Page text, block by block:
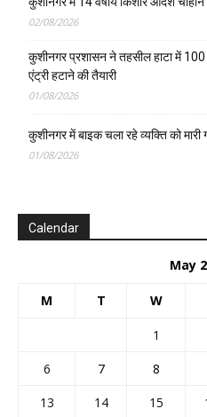
02/08/2026
कुशीनगर प्रशासन ने तहसील हाटा में 100
एंट्री हटाने की तैयारी
01/08/2026
कुशीनगर में बाइक चला रहे व्यक्ति को मारी
01/08/2026
Calendar
May
M T W
1
6
7 8
13
14 15